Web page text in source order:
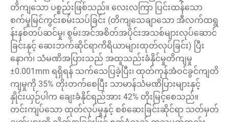
တိကျသော ပစ္စည်းဖြစ်သည်။ လေးလကြာ ပြင်းထန်သော
စက်မှုမြင်ကွင်းစမ်းသပ်ခြင်း (တိကျသေချာသော အီလက်ထရွ
န်းနစ်တပ်ဆင်မှု၊ စွမ်းအင်အစိတ်အပိုင်းအသစ်များလုပ်ဆောင်
ခြင်းနှင့် ဆေးဘက်ဆိုင်ရာကိရိယာများထုတ်လုပ်ခြင်း) ပြီး
နောက်၊ သံမဏိအပြားသည် အထူသည်းခံနိုင်မှုတိကျမှု
±0.001mm ရရှိရန် သက်သေပြခဲ့ပြီး၊ ထုတ်ကုန်အံဝင်ခွင်ကျတိ
ကျမှုကို 35% တိုးတက်စေပြီး သာမာန်သံမဏိပြားများနှင့်
နှိုင်းယှဉ်ပါက ချေးခံနိုင်ရည်အား 42% တိုးမြင့်စေသည်။
တင်းကျပ်သော ထုတ်လုပ်မှုနှင့် စစ်ဆေးခြင်းဆိုင်ရာ သတ်မှတ်